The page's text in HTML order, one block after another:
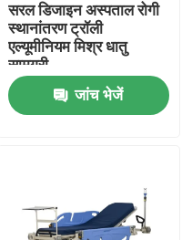
सरल डिजाइन अस्पताल रोगी
स्थानांतरण ट्रॉली
एल्यूमीनियम मिश्र धातु
सामग्री
जांच भेजें